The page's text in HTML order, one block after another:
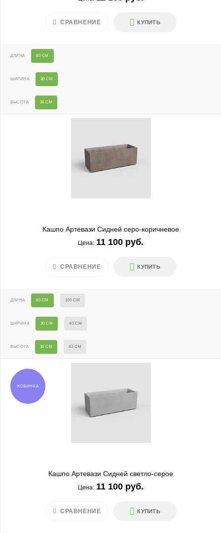
КУПИТЬ
СРАВНЕНИЕ
ДЛИНА 80 СМ
ШИРИНА 30 СМ
ВЫСОТА 30 СМ
Кашпо Артевази Сидней серо-коричневое
Цена: 11 100 руб.
КУПИТЬ
СРАВНЕНИЕ
ДЛИНА 80 СМ 100 СМ
ШИРИНА 30 СМ 40 СМ
ВЫСОТА 30 СМ 43 СМ
НОВИНКА
Кашпо Артевази Сидней светло-серое
Цена: 11 100 руб.
КУПИТЬ
СРАВНЕНИЕ